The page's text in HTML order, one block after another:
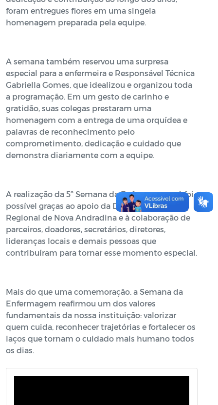
foram entregues flores em uma singela
homenagem preparada pela equipe.
A semana também reservou uma surpresa
especial para a enfermeira e Responsável Técnica
Gabriella Gomes, que idealizou e organizou toda
a programação. Em um gesto de carinho e
gratidão, suas colegas prestaram uma
homenagem com a entrega de uma orquídea e
palavras de reconhecimento pelo
comprometimento, dedicação e cuidado que
demonstra diariamente com a equipe.
A realização da 5ª Semana da Enfermagem só foi
possível graças ao apoio da Direção do Hospital
Regional de Nova Andradina e à colaboração de
parceiros, doadores, secretários, diretores,
lideranças locais e demais pessoas que
contribuíram para tornar esse momento especial.
Mais do que uma comemoração, a Semana da
Enfermagem reafirmou um dos valores
fundamentais da nossa instituição: valorizar
quem cuida, reconhecer trajetórias e fortalecer os
laços que tornam o cuidado mais humano todos
os dias.